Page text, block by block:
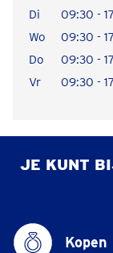
Di
09:30 -
Wo
09:30 -
Do
09:30 -
Vr
09:30 -
JE KUNT
Kopen